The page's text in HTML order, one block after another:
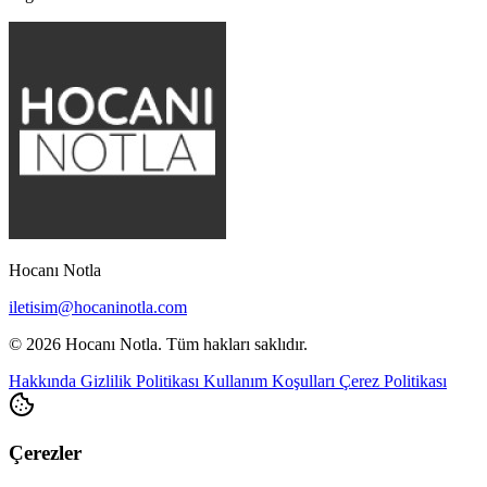
Hocanı Notla
iletisim@hocaninotla.com
© 2026 Hocanı Notla. Tüm hakları saklıdır.
Hakkında Gizlilik Politikası Kullanım Koşulları Çerez Politikası
Çerezler